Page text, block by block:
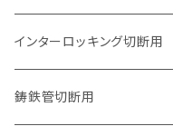
石井超硬電動切断機 取付用
セグメントタイプ（ビス穴付き
セグメントタイプ
セグメントタイプ（ビス穴付き
150mm（6インチ）
セグメントタイプ
180mm（7インチ）
セグメントタイプ
ウェーブタイプ
125mm（5インチ）
セグメントタイプ
150mm（6インチ）
105mm（4インチ）
セグメントタイプ
125mm（5インチ）
インターロッキング切断用
105mm（4インチ）
鋳鉄管切断用